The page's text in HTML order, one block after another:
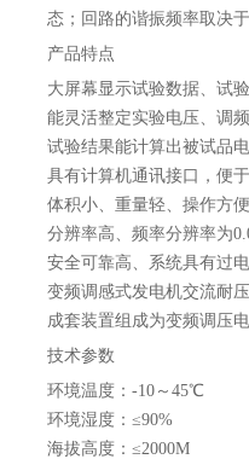
态；回路的谐振频率取决
产品特点
大屏幕显示试验数据、试
能灵活整定实验电压、调
试验结果能计算出被试品
具有计算机通讯接口，便
体积小、重量轻、操作方便
分辨率高、频率分辨率为
安全可靠高、系统具有过
变频调感式发电机交流耐
成套装置组成为变频调压
技术参数
环境温度：-10～45℃
环境湿度：≤90%
海拔高度：≤2000M